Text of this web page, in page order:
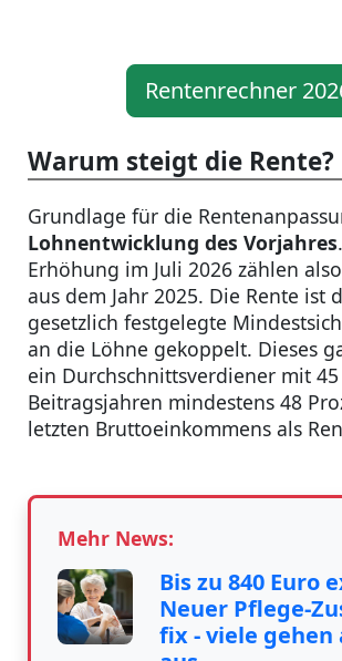
Rentenrechner
Warum steigt die Rente?
Grundlage für die
Lohnentwicklung des Vorjahres
Erhöhung im Juli 2026 zählen
aus dem Jahr 2025. Die Rente ist
gesetzlich festgelegte
an die Löhne gekoppelt. Dieses
ein Durchschnittsverdiener mit 45
Beitragsjahren mindestens 48
letzten Bruttoeinkommens als
Mehr News:
Bis zu 840 Euro
Neuer Pflege-
fix - viele gehen